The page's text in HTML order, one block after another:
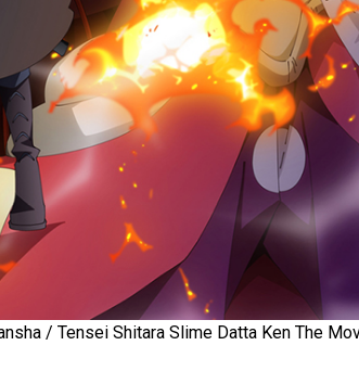
/ Tensei Shitara Slime Datta Ken The